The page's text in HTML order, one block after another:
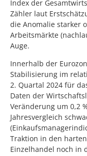
Index der
Zähler laut
die Anomalie starker
Arbeitsmärkte
Auge.
Innerhalb der
Stabilisierung im
2. Quartal 2024 für
Daten der
Veränderung um 0,2
Jahresvergleich
Traktion in den
Einzelhandel noch in